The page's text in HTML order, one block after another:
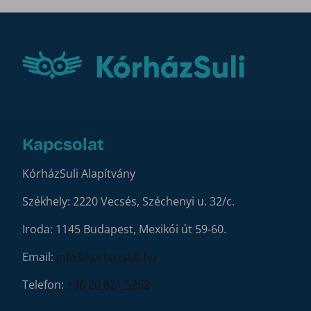
Kapcsolat
KórházSuli Alapítvány
Székhely: 2220 Vecsés, Széchenyi u. 32/c.
Iroda: 1145 Budapest, Mexikói út 59-60.
Email: info@korhazsuli.hu
Telefon: +36 20 821 5252